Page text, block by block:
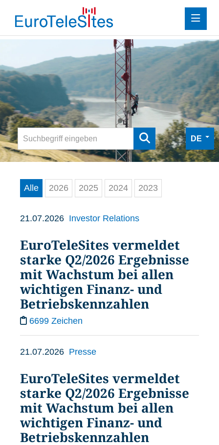
Presse
Downloads
Mediathek
Digitale Pressemappe
DE
Alle 2026 2025 2024 2023
21.07.2026 Investor Relations
EuroTeleSites vermeldet
starke Q2/2026 Ergebnisse
mit Wachstum bei allen
wichtigen Finanz- und
Betriebskennzahlen
6699 Zeichen
21.07.2026 Presse
EuroTeleSites vermeldet
starke Q2/2026 Ergebnisse
mit Wachstum bei allen
wichtigen Finanz- und
Betriebskennzahlen